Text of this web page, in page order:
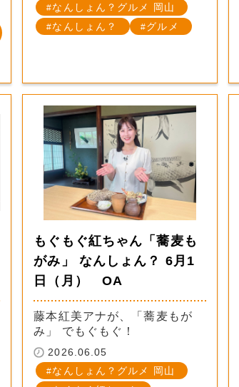
なんしょん？グルメ 岡山
なんしょん？
グルメ
もぐもぐ紅ちゃん「蕎麦も
がみ」 なんしょん？ 6月1
日（月） OA
藤本紅美アナが、「蕎麦もが
み」 でもぐもぐ！
2026.06.05
なんしょん？グルメ 岡山